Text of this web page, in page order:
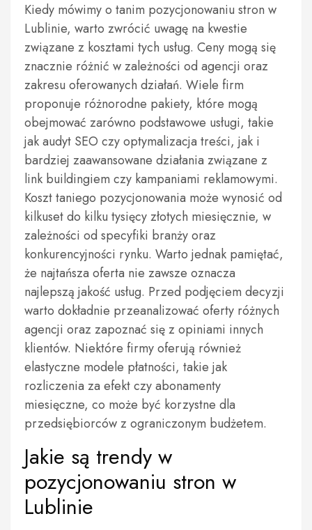
Kiedy mówimy o tanim pozycjonowaniu stron w
Lublinie, warto zwrócić uwagę na kwestie
związane z kosztami tych usług. Ceny mogą się
znacznie różnić w zależności od agencji oraz
zakresu oferowanych działań. Wiele firm
proponuje różnorodne pakiety, które mogą
obejmować zarówno podstawowe usługi, takie
jak audyt SEO czy optymalizacja treści, jak i
bardziej zaawansowane działania związane z
link buildingiem czy kampaniami reklamowymi.
Koszt taniego pozycjonowania może wynosić od
kilkuset do kilku tysięcy złotych miesięcznie, w
zależności od specyfiki branży oraz
konkurencyjności rynku. Warto jednak pamiętać,
że najtańsza oferta nie zawsze oznacza
najlepszą jakość usług. Przed podjęciem decyzji
warto dokładnie przeanalizować oferty różnych
agencji oraz zapoznać się z opiniami innych
klientów. Niektóre firmy oferują również
elastyczne modele płatności, takie jak
rozliczenia za efekt czy abonamenty
miesięczne, co może być korzystne dla
przedsiębiorców z ograniczonym budżetem.
Jakie są trendy w
pozycjonowaniu stron w
Lublinie